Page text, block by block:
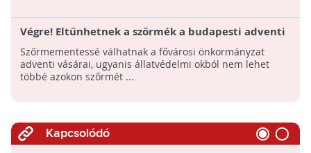
Végre! Eltűnhetnek a szőrmék a budapesti adventi
vásárokról!
Szőrmementessé válhatnak a fővárosi önkormányzat
adventi vásárai, ugyanis állatvédelmi okból nem lehet
többé azokon szőrmét ...
Kapcsolódó